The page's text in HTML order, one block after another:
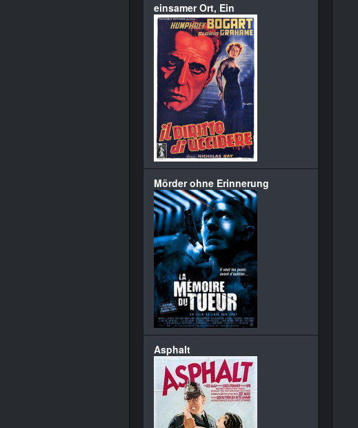
einsamer Ort, Ein
Mörder ohne Erinnerung
Asphalt